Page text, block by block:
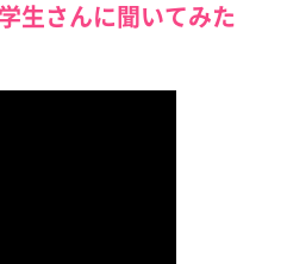
生さんに聞いてみた